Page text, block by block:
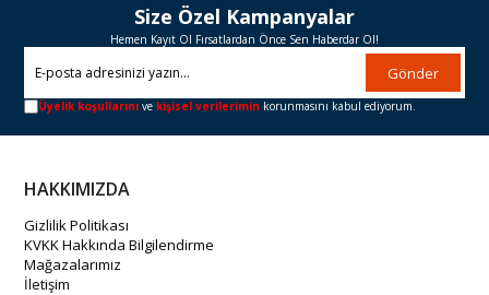
Size Özel Kampanyalar
Hemen Kayıt Ol Fırsatlardan Önce Sen Haberdar Ol!
Gönder
Üyelik koşullarını ve kişisel verilerimin korunmasını kabul ediyorum.
HAKKIMIZDA
Gizlilik Politikası
KVKK Hakkında Bilgilendirme
Mağazalarımız
İletişim